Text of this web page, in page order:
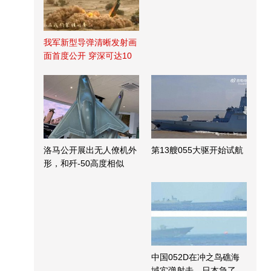
我军新型导弹清晰发射画
面首度公开 穿深可达10
洛马公开展出无人僚机外
形，和歼-50高度相似
第13艘055大驱开始试航
中国052D在冲之鸟礁海